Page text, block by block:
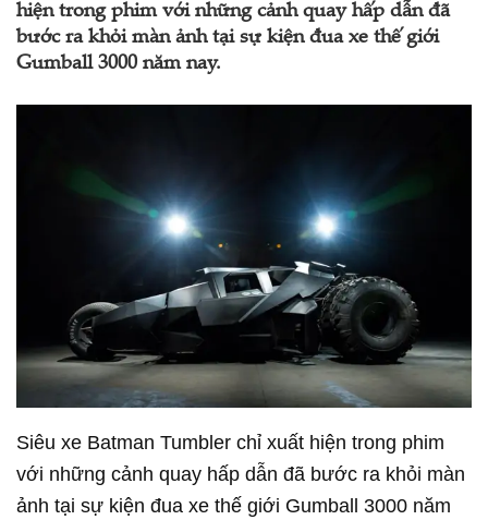
hiện trong phim với những cảnh quay hấp dẫn đã
bước ra khỏi màn ảnh tại sự kiện đua xe thế giới
Gumball 3000 năm nay.
Siêu xe Batman Tumbler chỉ xuất hiện trong phim
với những cảnh quay hấp dẫn đã bước ra khỏi màn
ảnh tại sự kiện đua xe thế giới Gumball 3000 năm